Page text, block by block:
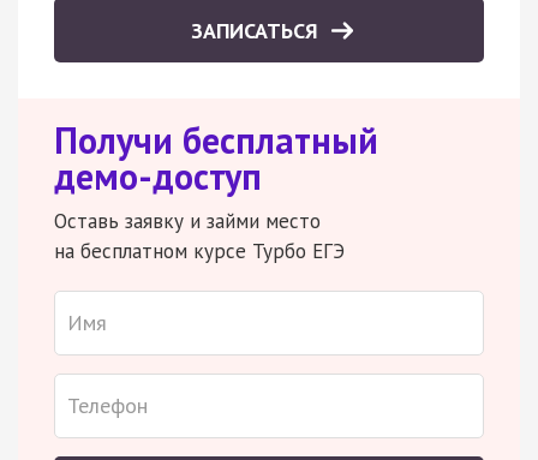
ЗАПИСАТЬСЯ
Получи бесплатный
демо-доступ
Оставь заявку и займи место
на бесплатном курсе Турбо ЕГЭ